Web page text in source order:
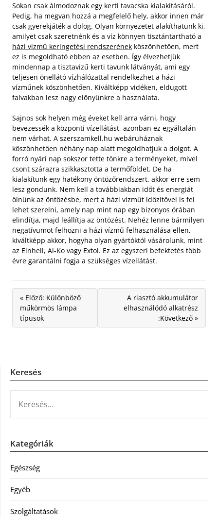
Sokan csak álmodoznak egy kerti tavacska kialakításáról.
Pedig, ha megvan hozzá a megfelelő hely, akkor innen már
csak gyerekjáték a dolog. Olyan környezetet alakíthatunk ki,
amilyet csak szeretnénk és a víz könnyen tisztántartható a
házi vízmű keringetési rendszerének köszönhetően, mert
ez is megoldható ebben az esetben. Így élvezhetjük
mindennap a tisztavizű kerti tavunk látványát, ami egy
teljesen önellátó vízhálózattal rendelkezhet a házi
vízműnek köszönhetően. Kiváltképp vidéken, eldugott
falvakban lesz nagy előnyünkre a használata.
Sajnos sok helyen még éveket kell arra várni, hogy
bevezessék a központi vízellátást, azonban ez egyáltalán
nem várhat. A szerszamkell.hu webáruháznak
köszönhetően néhány nap alatt megoldhatjuk a dolgot. A
forró nyári nap sokszor tette tönkre a terményeket, mivel
csont szárazra szikkasztotta a termőföldet. De ha
kialakítunk egy hatékony öntözőrendszert, akkor erre sem
lesz gondunk. Nem kell a továbbiakban időt és energiát
ölnünk az öntözésbe, mert a házi vízműt időzítővel is fel
lehet szerelni, amely nap mint nap egy bizonyos órában
elindítja, majd leállítja az öntözést. Nehéz lenne bármilyen
negatívumot felhozni a házi vízmű felhasználása ellen,
kiváltképp akkor, hogyha olyan gyártóktól vásárolunk, mint
az Einhell, Al-Ko vagy Extol. Ez az egyszeri befektetés több
évre garantálni fogja a szükséges vízellátást.
« Előző: Különböző
műkörmös lámpa
típusok
A riasztó akkumulátor
elhasználódó alkatrész
:Következő »
Keresés
Kategóriák
Egészség
Egyéb
Szolgáltatások